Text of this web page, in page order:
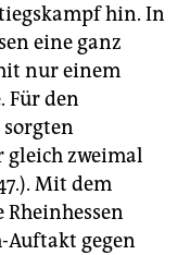
hin. In
eine ganz
nur einem
Für den
gleich zweimal
Mit dem
gegen